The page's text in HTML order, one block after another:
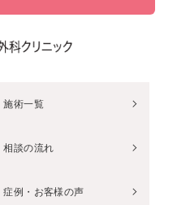
施術一覧
相談の流れ
症例・お客様の声